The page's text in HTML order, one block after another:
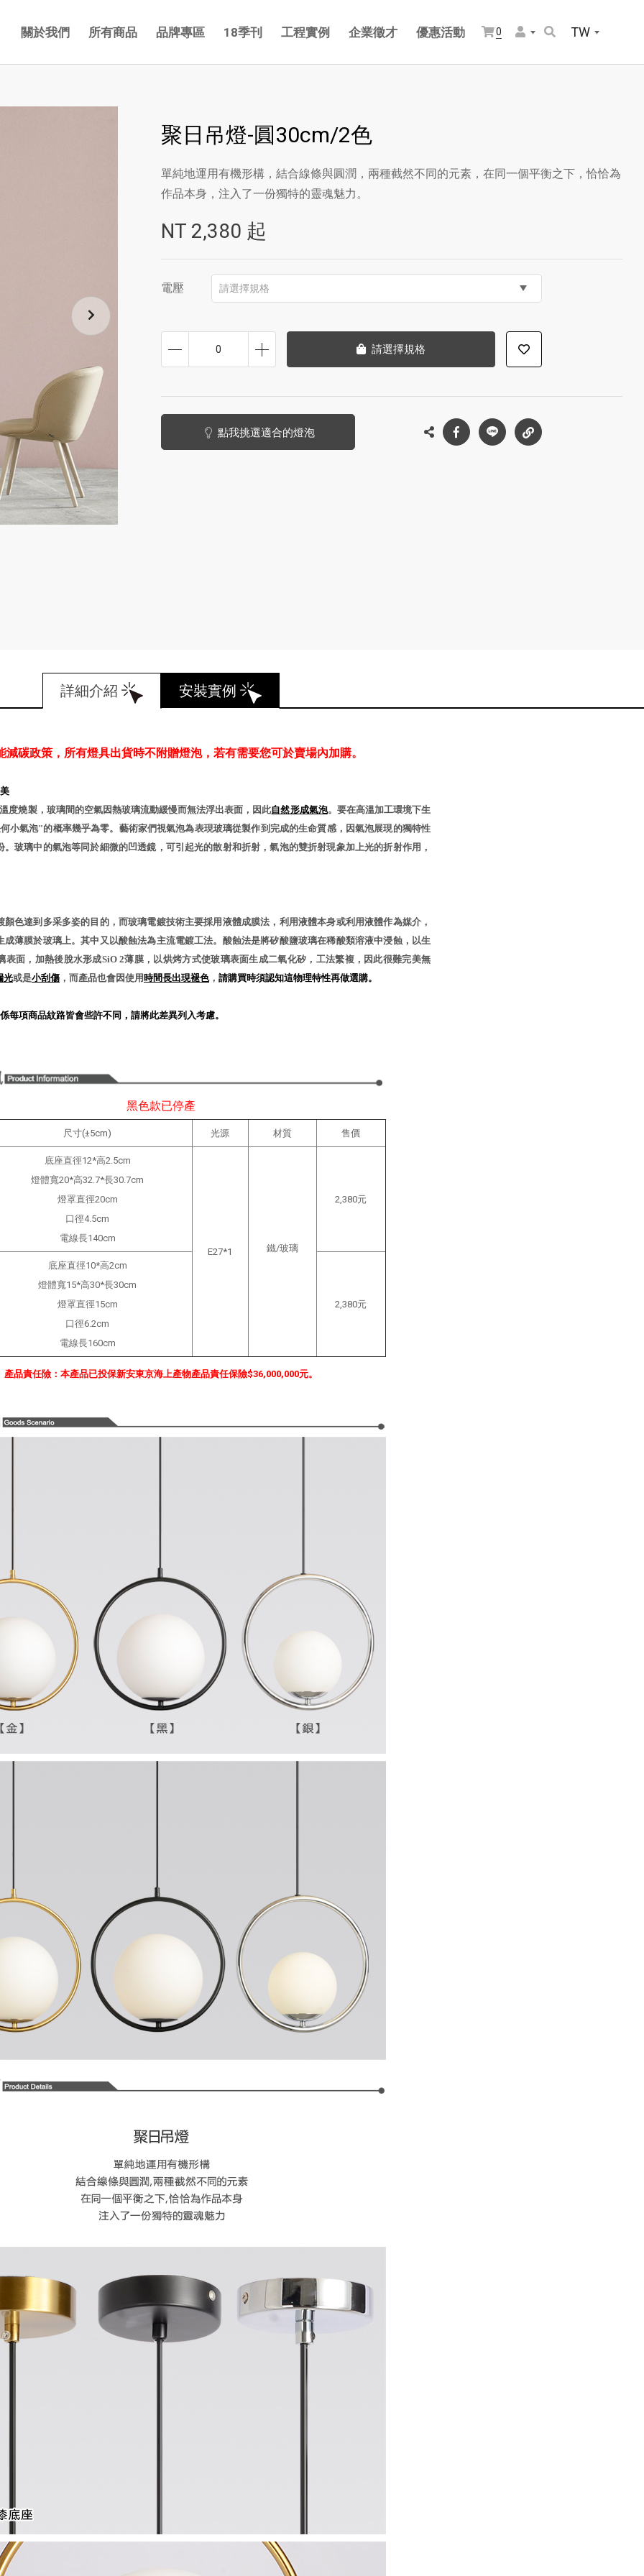
關於我們 所有商品 品牌專區 18季刊 工程實例 企業徵才 優惠活動 0 TW
聚日吊燈-圓30cm/2色
單純地運用有機形構，結合線條與圓潤，兩種截然不同的元素，在同一個平衡之下，恰恰為
作品本身，注入了一份獨特的靈魂魅力。
NT 2,380 起
電壓 請選擇規格
0 請選擇規格
點我挑選適合的燈泡
詳細介紹 安裝實例
減碳政策，所有燈具出貨時不附贈燈泡，若有需要您可於賣場內加購。
度燒製，玻璃間的空氣因熱玻璃流動緩慢而無法浮出表面，因此自然形成氣泡。要在高溫加工環境下生
小氣泡"的概率幾乎為零。藝術家們視氣泡為表現玻璃從製作到完成的生命質感，因氣泡展現的獨特性
玻璃中的氣泡等同於細微的凹透鏡，可引起光的散射和折射，氣泡的雙折射現象加上光的折射作用，
色達到多采多姿的目的，而玻璃電鍍技術主要採用液體成膜法，利用液體本身或利用液體作為媒介，
成薄膜於玻璃上。其中又以酸蝕法為主流電鍍工法。酸蝕法是將矽酸鹽玻璃在稀酸類溶液中浸蝕，以生
表面，加熱後脫水形成SiO 2薄膜，以烘烤方式使玻璃表面生成二氧化矽，工法繁複，因此很難完美無
光或是小刮傷 ，而產品也會因使用時間長出現褪色， 請購買時須認知這物理特性再做選購。
每項商品紋路皆會些許不同，請將此差異列入考慮。
黑色款已停產
尺寸(±5cm) 光源 材質 售價
底座直徑12*高2.5cm
燈體寬20*高32.7*長30.7cm
燈罩直徑20cm
口徑4.5cm
電線長140cm
E27*1
鐵/玻璃
2,380元
底座直徑10*高2cm
燈體寬15*高30*長30cm
燈罩直徑15cm
口徑6.2cm
電線長160cm
2,380元
產品責任險：本產品已投保新安東京海上產物產品責任保險$36,000,000元。